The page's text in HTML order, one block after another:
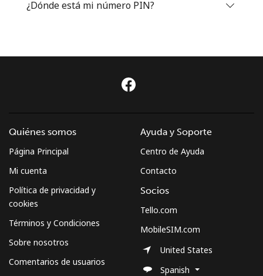
¿Dónde está mi número PIN?
Quiénes somos
Página Principal
Mi cuenta
Política de privacidad y
cookies
Términos y Condiciones
Sobre nosotros
Comentarios de usuarios
Ayuda y Soporte
Centro de Ayuda
Contacto
Socios
Tello.com
MobileSIM.com
United States
Spanish